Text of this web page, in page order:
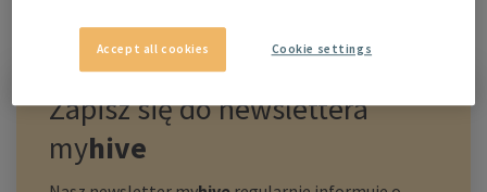
Zapisz się do newslettera
myhive
Accept all cookies Cookie settings